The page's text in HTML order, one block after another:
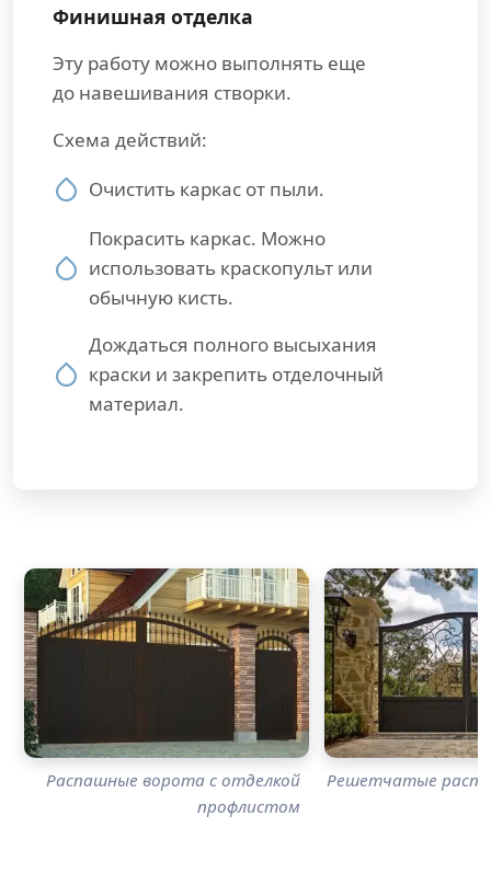
Финишная отделка
Эту работу можно выполнять еще
до навешивания створки.
Схема действий:
Очистить каркас от пыли.
Покрасить каркас. Можно
использовать краскопульт или
обычную кисть.
Дождаться полного высыхания
краски и закрепить отделочный
материал.
Распашные ворота с отделкой
профлистом
Решетчатые